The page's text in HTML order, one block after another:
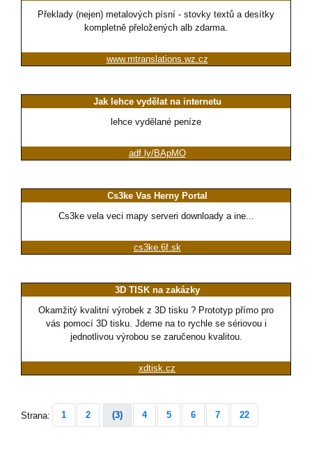
Překlady (nejen) metalových písní - stovky textů a desítky
kompletně přeložených alb zdarma.
www.mtranslations.wz.cz
Jak lehce vydělat na internetu
lehce vydělané peníze
adf.ly/BApMO
Cs3ke Vas Herny Portal
Cs3ke vela veci mapy serveri downloady a ine...
cs3ke.6f.sk
3D TISK na zakázky
Okamžitý kvalitní výrobek z 3D tisku ? Prototyp přímo pro
vás pomocí 3D tisku. Jdeme na to rychle se sériovou i
jednotlivou výrobou se zaručenou kvalitou.
xdtisk.cz
Strana: 1 2 (3) 4 5 6 7 22